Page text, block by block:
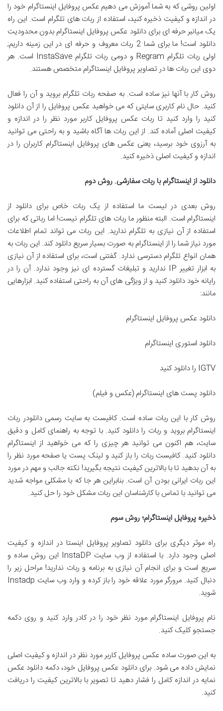
اولین روشی که به شما آموزش می دهیم عکس پروفایل اینستاگرام خود را
در اندازه و کیفیت ذخیره کنید، استفاده از ربات های تلگرام است. این راه
یک میانبر حرفه ای برای دانلود عکس پروفایل اینستاگرام بدون محدودیت
دانلود است! ما برای شما 2 ربات معروف و حرفه ای در این زمینه داریم;
اولی ربات تلگرام Regram و دومی ربات تلگرام InstaSave است. هر
دوی این ربات ها در تصاویر پروفایل اینستاگرام متخصص هستند.
روش کار با آنها نیز ساده است. به صفحه ربات تلگرام بروید و آن را فعال
کنید. حال نام کاربری سایتی که می خواهید عکس پروفایل را از آن دانلود
کنید را وارد کنید تا ربات عکس پروفایل کاربر مورد نظر را در اندازه و
کیفیت اصلی آماده کند. از این ربات ها آگاه باشید و به راحتی می توانید
به آرزوی خود برسید، یعنی عکس های پروفایل اینستاگرام کاربران را در
اندازه و کیفیت اصلی ذخیره کنید.
دانلود از اینستاگرام با ربات سفارشی. روش دوم
روش بعدی در لیست ما استفاده از یک ربات خاص برای دانلود از
اینستاگرام است. البته منظور ما ربات های تلگرام نیست! اما رباتی که برای
استفاده از آن نیازی به تلگرام ندارید. این ربات می تواند تمام اطلاعات
مورد نیاز شما را از اینستاگرام به صورت بسیار سریع دانلود کند. این ربات به
همان انواع تلگرام دسترسی ندارد. گفتنی است، برای استفاده از آن نیازی
به ابزار تغییر IP ندارید و تبلیغات گسترده ای نیز وجود ندارد. آن را در
رایانه خود دانلود کنید و از ویژگی های آن به راحتی استفاده کنید. ابزارهایی
مانند:
دانلود عکس پروفایل اینستاگرام
دانلود استوری اینستاگرام
IGTV را دانلود کنید
دانلود پست های اینستاگرام (عکس و فیلم)
روش کار با این ربات ساده است. کافیست به سایت رسمی دانلودر ربات
اینستاگرام بروید و ربات را دانلود کنید. با توجه به راهنمای کامل و دقیق
سایت، هم اکنون می توانید هر چیزی را که می خواهید از اینستاگرام
دانلود کنید. کافیست ربات را باز کنید و لینک پست یا صفحه مورد نظر را
به آن بدهید تا با بالاترین کیفیت نتیجه بگیرید! نکته جالب و مهم در مورد
این ربات ایرانی بودن آن است. بنابراین هر جا که با مشکلی مواجه شدید
می توانید با تماس با کارشناسان این ربات مشکل خود را حل کنید.
ذخیره پروفایل اینستاگرام؛ روش سوم
راه موثر دیگری برای دانلود تصاویر پروفایل اینستا در اندازه و کیفیت
اصلی وجود دارد. با استفاده از وب سایت InstaDP این روش ساده و
سریع است و برای انجام آن نیازی به برنامه و ربات ندارید! مراحل زیر را
دنبال کنید. مرورگر مورد علاقه خود را باز کرده و وارد وب سایت Instadp
شوید.
نام پروفایل اینستاگرام مورد نظر خود را در کادر وارد کنید و روی دکمه
جستجو کلیک کنید.
به این صورت ساده عکس پروفایل کاربر مورد نظر در اندازه و کیفیت اصلی
نمایش داده می شود. برای دانلود عکس پروفایل خود، دکمه دانلود عکس
نمایه در اندازه کامل را فشار دهید تا تصویر با بالاترین کیفیت را دریافت
کنید.